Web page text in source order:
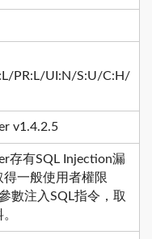
PR:L/UI:N/S:U/C:H/
v1.4.2.5
存有SQL Injection漏
一般使用者權限
數注入SQL指令，取